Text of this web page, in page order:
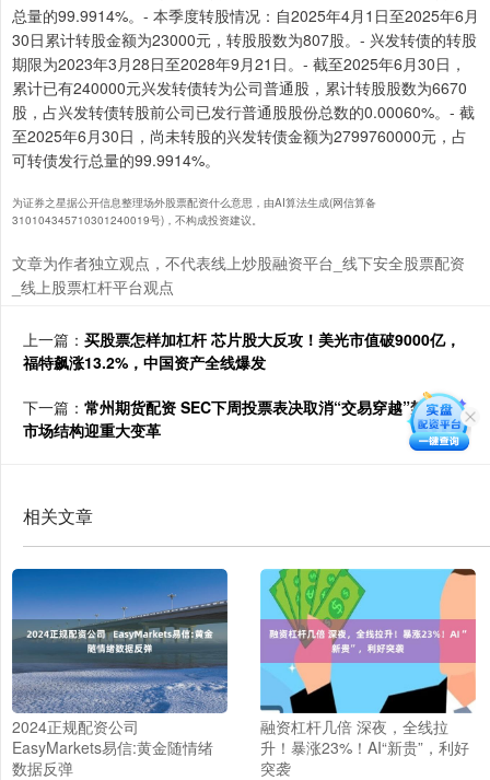
总量的99.9914%。- 本季度转股情况：自2025年4月1日至2025年6月
30日累计转股金额为23000元，转股股数为807股。- 兴发转债的转股
期限为2023年3月28日至2028年9月21日。- 截至2025年6月30日，
累计已有240000元兴发转债转为公司普通股，累计转股股数为6670
股，占兴发转债转股前公司已发行普通股股份总数的0.00060%。- 截
至2025年6月30日，尚未转股的兴发转债金额为2799760000元，占
可转债发行总量的99.9914%。
为证券之星据公开信息整理场外股票配资什么意思，由AI算法生成(网信算备
310104345710301240019号)，不构成投资建议。
文章为作者独立观点，不代表线上炒股融资平台_线下安全股票配资
_线上股票杠杆平台观点
上一篇： 买股票怎样加杠杆 芯片股大反攻！美光市值破9000亿，
福特飙涨13.2%，中国资产全线爆发
下一篇： 常州期货配资 SEC下周投票表决取消“交易穿越”禁令，
市场结构迎重大变革
相关文章
2024正规配资公司
EasyMarkets易信:黄金随情绪
数据反弹
融资杠杆几倍 深夜，全线拉
升！暴涨23%！AI“新贵”，利好
突袭